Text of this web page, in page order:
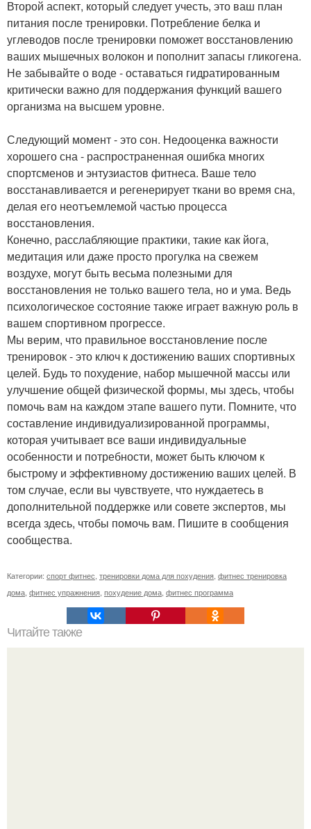
Второй аспект, который следует учесть, это ваш план
питания после тренировки. Потребление белка и
углеводов после тренировки поможет восстановлению
ваших мышечных волокон и пополнит запасы гликогена.
Не забывайте о воде - оставаться гидратированным
критически важно для поддержания функций вашего
организма на высшем уровне.
Следующий момент - это сон. Недооценка важности
хорошего сна - распространенная ошибка многих
спортсменов и энтузиастов фитнеса. Ваше тело
восстанавливается и регенерирует ткани во время сна,
делая его неотъемлемой частью процесса
восстановления.
Конечно, расслабляющие практики, такие как йога,
медитация или даже просто прогулка на свежем
воздухе, могут быть весьма полезными для
восстановления не только вашего тела, но и ума. Ведь
психологическое состояние также играет важную роль в
вашем спортивном прогрессе.
Мы верим, что правильное восстановление после
тренировок - это ключ к достижению ваших спортивных
целей. Будь то похудение, набор мышечной массы или
улучшение общей физической формы, мы здесь, чтобы
помочь вам на каждом этапе вашего пути. Помните, что
составление индивидуализированной программы,
которая учитывает все ваши индивидуальные
особенности и потребности, может быть ключом к
быстрому и эффективному достижению ваших целей. В
том случае, если вы чувствуете, что нуждаетесь в
дополнительной поддержке или совете экспертов, мы
всегда здесь, чтобы помочь вам. Пишите в сообщения
сообщества.
Категории: спорт фитнес, тренировки дома для похудения, фитнес тренировка
дома, фитнес упражнения, похудение дома, фитнес программа
Читайте также